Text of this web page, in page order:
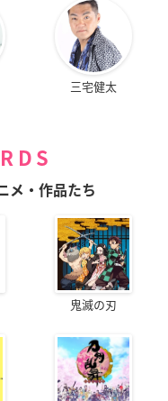
三宅健太
メ・作品たち
鬼滅の刃